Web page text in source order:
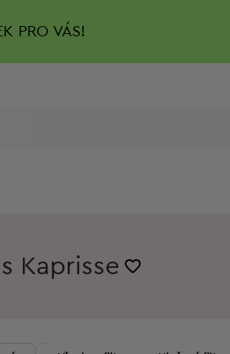
PRO VÁS!
Kaprisse